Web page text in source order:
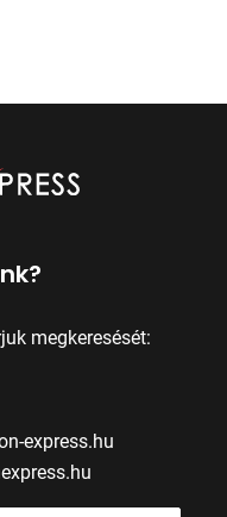
megkeresését:
express.hu